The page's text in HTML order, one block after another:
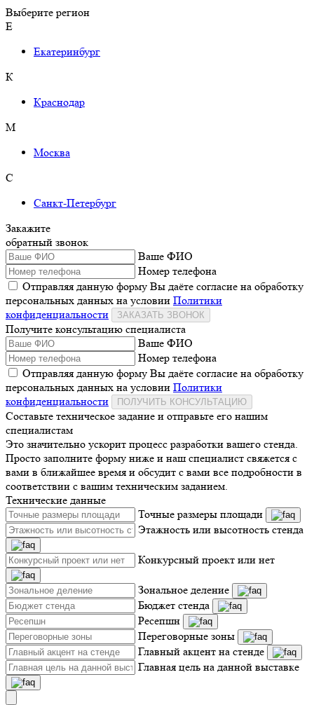
Выберите регион
Е
Екатеринбург
К
Краснодар
М
Москва
С
Санкт-Петербург
Закажите
обратный звонок
Ваше ФИО
Номер телефона
Отправляя данную форму Вы даёте согласие на обработку
персональных данных на условии Политики
конфиденциальности
ЗАКАЗАТЬ ЗВОНОК
Получите консультацию специалиста
Ваше ФИО
Номер телефона
Отправляя данную форму Вы даёте согласие на обработку
персональных данных на условии Политики
конфиденциальности
ПОЛУЧИТЬ КОНСУЛЬТАЦИЮ
Составьте техническое задание и отправьте его нашим
специалистам
Это значительно ускорит процесс разработки вашего стенда.
Просто заполните форму ниже и наш специалист свяжется с
вами в ближайшее время и обсудит с вами все подробности в
соответствии с вашим техническим заданием.
Технические данные
Точные размеры площади
Этажность или высотность стенда
Конкурсный проект или нет
Зональное деление
Бюджет стенда
Ресепшн
Переговорные зоны
Главный акцент на стенде
Главная цель на данной выставке